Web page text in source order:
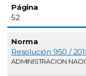
52
Resolución 950 /
ADMINISTRACION